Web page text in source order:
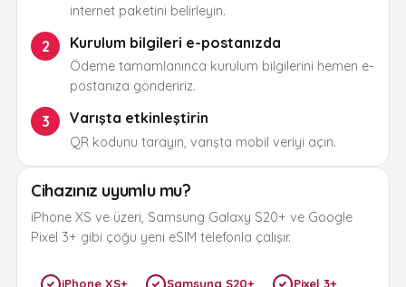
internet paketini belirleyin.
2 Kurulum bilgileri e-postanızda
Ödeme tamamlanınca kurulum bilgilerini hemen e-
postanıza göndeririz.
3 Varışta etkinleştirin
QR kodunu tarayın, varışta mobil veriyi açın.
Cihazınız uyumlu mu?
iPhone XS ve üzeri, Samsung Galaxy S20+ ve Google
Pixel 3+ gibi çoğu yeni eSIM telefonla çalışır.
iPhone XS+ Samsung S20+ Pixel 3+